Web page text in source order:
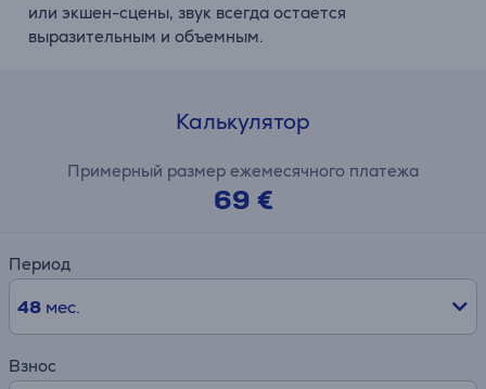
или экшен-сцены, звук всегда остается
выразительным и объемным.
Калькулятор
Примерный размер ежемесячного платежа
69 €
Период
48мес.
Взнос